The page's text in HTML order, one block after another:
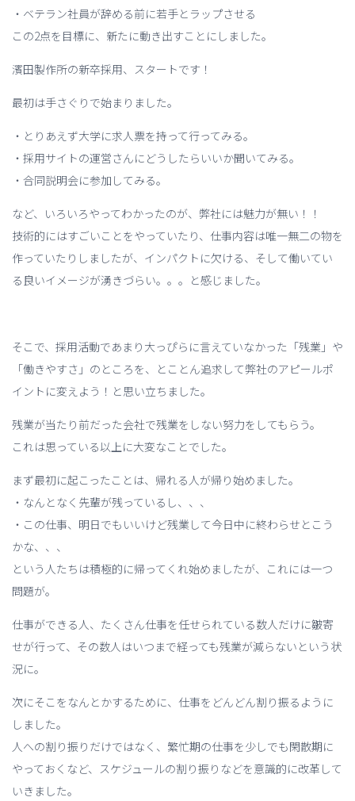
・ベテラン社員が辞める前に若手とラップさせる
この2点を目標に、新たに動き出すことにしました。
濱田製作所の新卒採用、スタートです！
最初は手さぐりで始まりました。
・とりあえず大学に求人票を持って行ってみる。
・採用サイトの運営さんにどうしたらいいか聞いてみる。
・合同説明会に参加してみる。
など、いろいろやってわかったのが、弊社には魅力が無い！！
技術的にはすごいことをやっていたり、仕事内容は唯一無二の物を
作っていたりしましたが、インパクトに欠ける、そして働いてい
る良いイメージが湧きづらい。。。と感じました。
そこで、採用活動であまり大っぴらに言えていなかった「残業」や
「働きやすさ」のところを、とことん追求して弊社のアピールポ
イントに変えよう！と思い立ちました。
残業が当たり前だった会社で残業をしない努力をしてもらう。
これは思っている以上に大変なことでした。
まず最初に起こったことは、帰れる人が帰り始めました。
・なんとなく先輩が残っているし、、、
・この仕事、明日でもいいけど残業して今日中に終わらせとこう
かな、、、
という人たちは積極的に帰ってくれ始めましたが、これには一つ
問題が。
仕事ができる人、たくさん仕事を任せられている数人だけに皺寄
せが行って、その数人はいつまで経っても残業が減らないという状
況に。
次にそこをなんとかするために、仕事をどんどん割り振るように
しました。
人への割り振りだけではなく、繁忙期の仕事を少しでも閑散期に
やっておくなど、スケジュールの割り振りなどを意識的に改革して
いきました。